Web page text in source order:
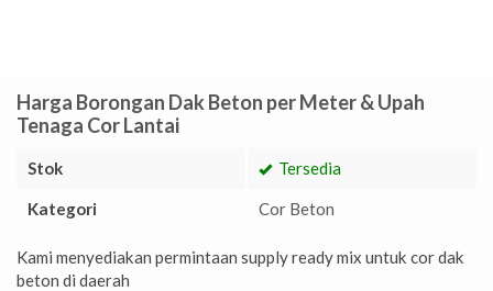
Harga Borongan Dak Beton per Meter & Upah
Tenaga Cor Lantai
Stok Tersedia
Kategori Cor Beton
Kami menyediakan permintaan supply ready mix untuk cor dak
beton di daerah